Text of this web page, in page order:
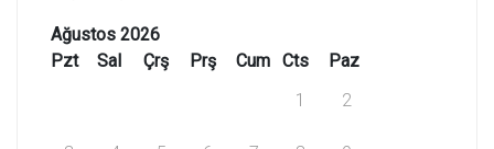
Ağustos 2026
Pzt
Sal Çrş Prş Cum Cts
Paz
1
2